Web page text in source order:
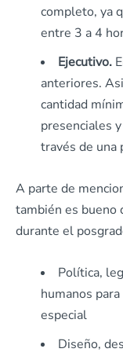
completo, ya
entre 3 a 4
Ejecutivo.
anteriores.
cantidad
presenciales
través de una
A parte de
también es bueno
durante el
Política,
humanos
especial
Diseño,